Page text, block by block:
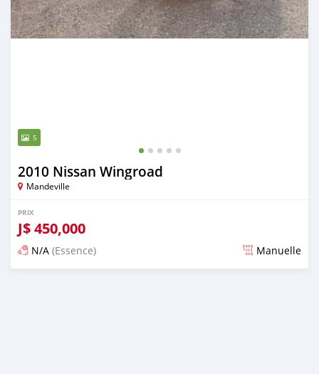
5
2010 Nissan Wingroad
Mandeville
PRIX
J$450,000
N/A (Essence) Manuelle